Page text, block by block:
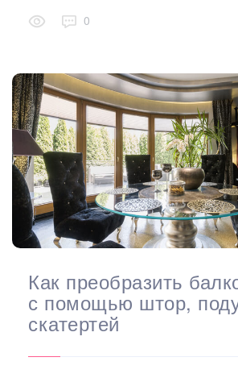
0
Как преобразить
с помощью штор,
скатертей